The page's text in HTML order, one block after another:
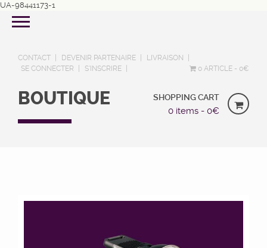
UA-98441173-1
CONTACT DEVENIR PARTENAIRE
LIVRAISON
SE CONNECTER
S’INSCRIRE 0 ARTICLE 0€
BOUTIQUE SHOPPING CART
0 items - 0€